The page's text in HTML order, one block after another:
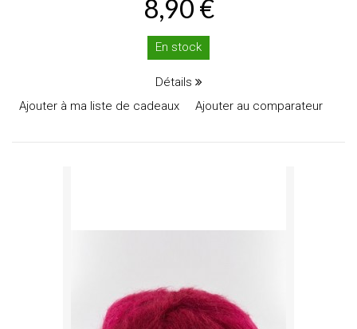
8,90 €
En stock
Détails
Ajouter à ma liste de cadeaux
Ajouter au comparateur